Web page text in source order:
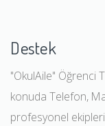
Destek
"OkulAile" Öğrenci
konuda Telefon,
profesyonel